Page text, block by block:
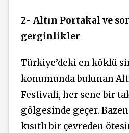
2- Altın Portakal ve
gerginlikler
Türkiye’deki en köklü
konumunda bulunan
Festivali, her sene bir
gölgesinde geçer.
kısıtlı bir çevreden